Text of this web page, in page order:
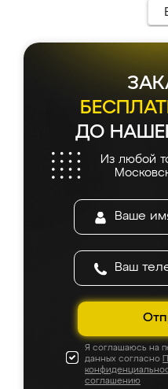
ДО
Из любой
Я соглашаюсь на
данных согласно
соглашению